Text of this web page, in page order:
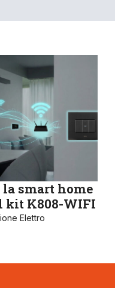
smart home
kit K808-WIFI
Elettro